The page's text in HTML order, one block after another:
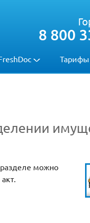
Тарифы
8 800
разделе можно